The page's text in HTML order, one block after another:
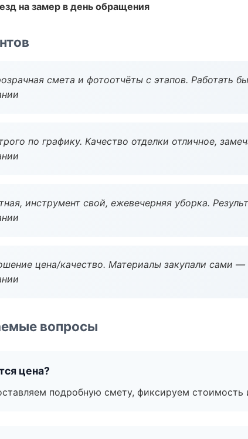
на замер в день обращения
смета и фотоотчёты с этапов. Работать
по графику. Качество отделки отличное,
инструмент свой, ежевечерняя уборка.
цена/качество. Материалы закупали сами
вопросы
цена?
подробную смету, фиксируем стоимость